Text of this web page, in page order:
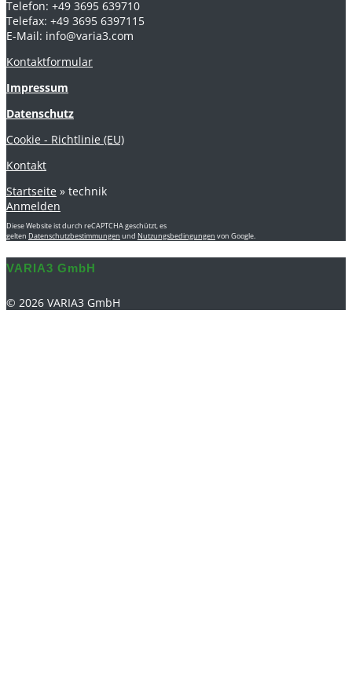
Telefon: +49 3695 639710
Telefax: +49 3695 6397115
E-Mail: info@varia3.com
Kontaktformular
Impressum
Datenschutz
Cookie - Richtlinie (EU)
Kontakt
Startseite » technik
Anmelden
Diese Website ist durch reCAPTCHA geschützt, es
gelten Datenschutzbestimmungen und Nutzungsbedingungen von Google.
VARIA3 GmbH
© 2026 VARIA3 GmbH